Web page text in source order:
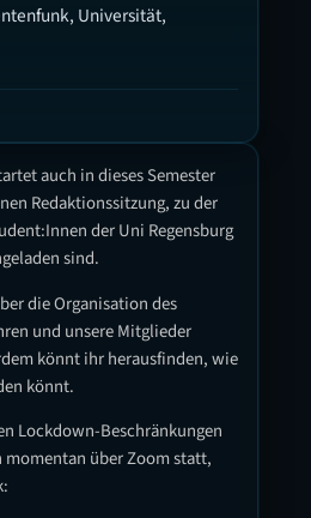
auch in dieses Semester
Redaktionssitzung, zu der
der Uni Regensburg
sind.
die Organisation des
und unsere Mitglieder
könnt ihr herausfinden, wie
könnt.
Lockdown-Beschränkungen
momentan über Zoom statt,
, Universität